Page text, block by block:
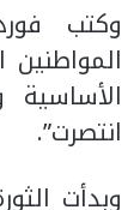
وكتب
الأساسية
انتصرت”.